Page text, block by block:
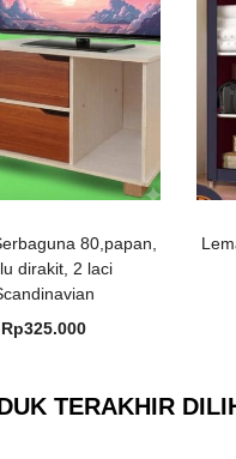
80,papan,
dirakit, 2 laci
Rp325.000
TERAKHIR